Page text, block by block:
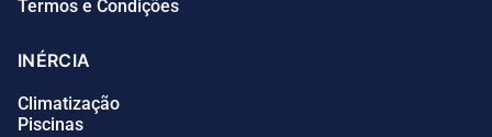
Termos e Condições
INÉRCIA
Climatização
Piscinas